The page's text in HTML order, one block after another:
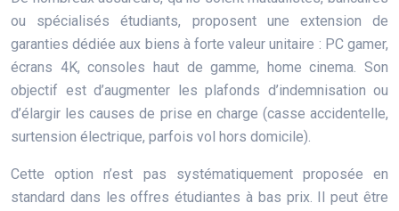
ou spécialisés étudiants, proposent une extension de
garanties dédiée aux biens à forte valeur unitaire : PC gamer,
écrans 4K, consoles haut de gamme, home cinema. Son
objectif est d’augmenter les plafonds d’indemnisation ou
d’élargir les causes de prise en charge (casse accidentelle,
surtension électrique, parfois vol hors domicile).
Cette option n’est pas systématiquement proposée en
standard dans les offres étudiantes à bas prix. Il peut être